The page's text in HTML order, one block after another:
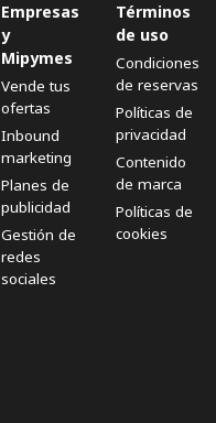
Empresas
y
Mipymes
Vende tus
ofertas
Inbound
marketing
Planes de
publicidad
Gestión de
redes
sociales
Términos
de uso
Condiciones
de reservas
Políticas de
privacidad
Contenido
de marca
Políticas de
cookies